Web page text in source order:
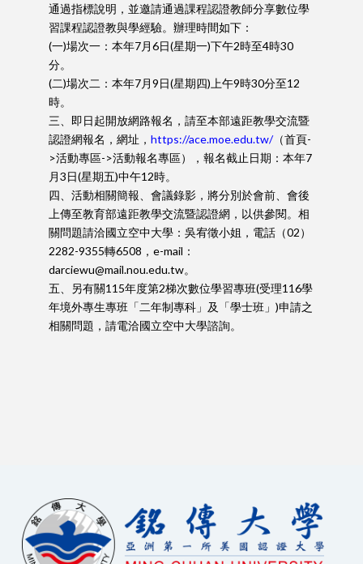
通過指標說明，並邀請通過課程認證教師分享數位學
習課程認證教與學經驗。辦理時間如下：
(一)場次一：本年7月6日(星期一)下午2時至4時30
分。
(二)場次二：本年7月9日(星期四)上午9時30分至12
時。
三、即日起開放網路報名，請至本部遠距教學交流暨
認證網報名，網址， https://ace.moe.edu.tw/（首頁-
>活動專區->活動報名專區），報名截止日期：本年7
月3日(星期五)中午12時。
四、活動相關簡報、會議錄影，將分別於會前、會後
上傳至教育部遠距教學交流暨認證網，以供參閱。相
關問題請洽國立空中大學：吳宥徵小姐，電話（02）
2282-9355轉6508，e-mail：
darciewu@mail.nou.edu.tw。
五、另有關115年度第2梯次數位學習專班(受理116學
年境外專生專班「二年制專科」及「學士班」)申請之
相關問題，請電洽國立空中大學諮詢。